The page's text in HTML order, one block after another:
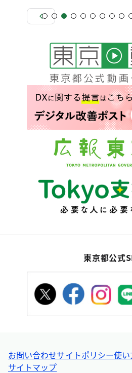
東京都公式
お問い合わせサイトポリシー使
サイトマップ